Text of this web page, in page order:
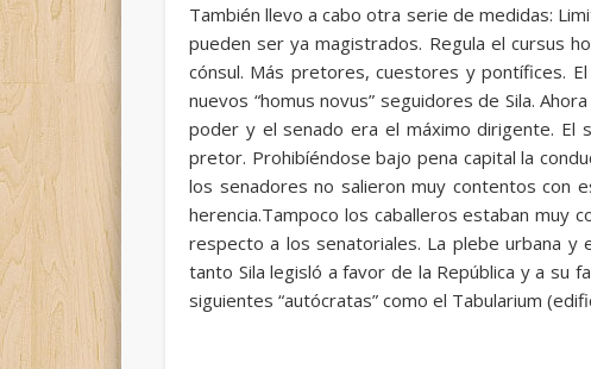
También llevo a cabo otra serie de medidas:
pueden ser ya magistrados. Regula el cursus
cónsul. Más pretores, cuestores y pontífices.
nuevos “homus novus” seguidores de Sila.
poder y el senado era el máximo dirigente. El
pretor. Prohibíéndose bajo pena capital la
los senadores no salieron muy contentos con
herencia.Tampoco los caballeros estaban muy
respecto a los senatoriales. La plebe urbana y
tanto Sila legisló a favor de la República y a su
siguientes “autócratas” como el Tabularium